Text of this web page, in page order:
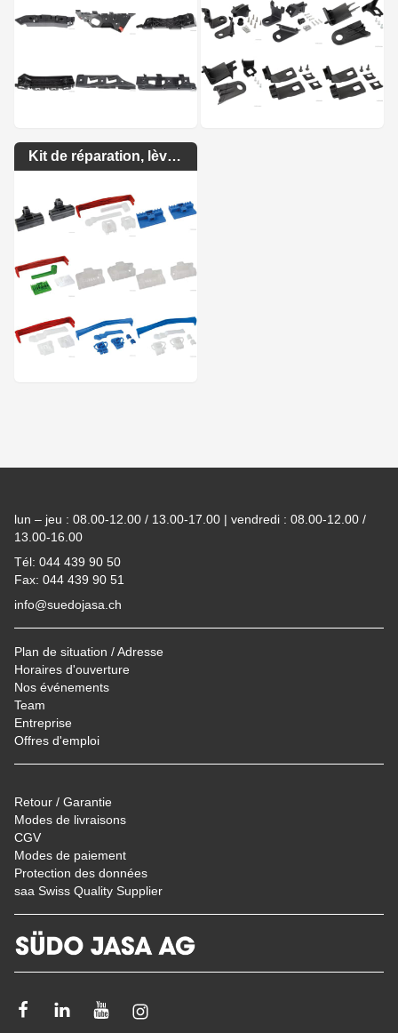
Kit de réparation, lève-vitre
lun – jeu : 08.00-12.00 / 13.00-17.00 | vendredi : 08.00-12.00 /
13.00-16.00
Tél: 044 439 90 50
Fax: 044 439 90 51
info@suedojasa.ch
Plan de situation / Adresse
Horaires d'ouverture
Nos événements
Team
Entreprise
Offres d'emploi
Retour / Garantie
Modes de livraisons
CGV
Modes de paiement
Protection des données
saa Swiss Quality Supplier
FacebookLinkedInYoutubeInstagram